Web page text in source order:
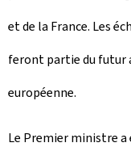
et de la France. Les
feront partie du futur
européenne.
Le Premier ministre